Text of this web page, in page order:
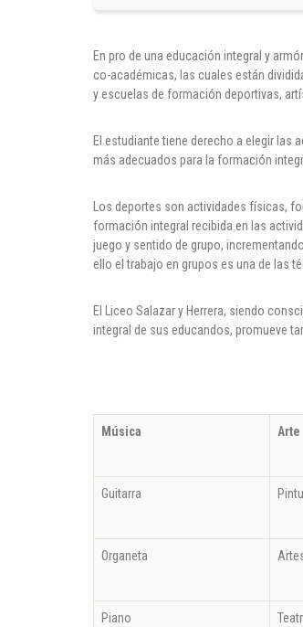
En pro de una educación integral y
co-académicas, las cuales están
y escuelas de formación deportivas,
El estudiante tiene derecho a elegir las
más adecuados para la formación
Los deportes son actividades físicas,
formación integral recibida en las
juego y sentido de grupo,
ello el trabajo en grupos es una de las
El Liceo Salazar y Herrera, siendo
integral de sus educandos, promueve
Música Arte
Guitarra
Organeta
Piano